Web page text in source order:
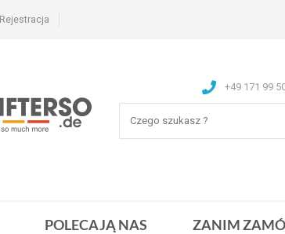
Rejestracja
+49 171 99
POLECAJĄ NAS ZANIM